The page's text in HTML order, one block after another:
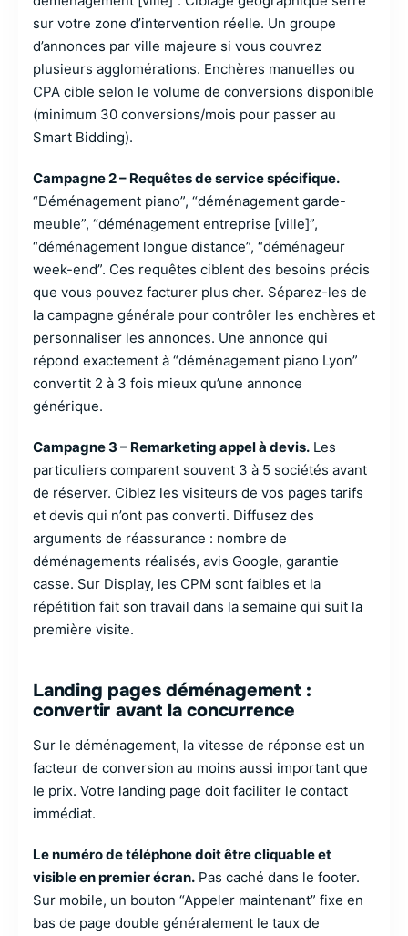
sur votre zone d’intervention réelle. Un groupe
d’annonces par ville majeure si vous couvrez
plusieurs agglomérations. Enchères manuelles ou
CPA cible selon le volume de conversions disponible
(minimum 30 conversions/mois pour passer au
Smart Bidding).
Campagne 2 – Requêtes de service spécifique.
“Déménagement piano”, “déménagement garde-
meuble”, “déménagement entreprise [ville]”,
“déménagement longue distance”, “déménageur
week-end”. Ces requêtes ciblent des besoins précis
que vous pouvez facturer plus cher. Séparez-les de
la campagne générale pour contrôler les enchères et
personnaliser les annonces. Une annonce qui
répond exactement à “déménagement piano Lyon”
convertit 2 à 3 fois mieux qu’une annonce
générique.
Campagne 3 – Remarketing appel à devis. Les
particuliers comparent souvent 3 à 5 sociétés avant
de réserver. Ciblez les visiteurs de vos pages tarifs
et devis qui n’ont pas converti. Diffusez des
arguments de réassurance : nombre de
déménagements réalisés, avis Google, garantie
casse. Sur Display, les CPM sont faibles et la
répétition fait son travail dans la semaine qui suit la
première visite.
Landing pages déménagement :
convertir avant la concurrence
Sur le déménagement, la vitesse de réponse est un
facteur de conversion au moins aussi important que
le prix. Votre landing page doit faciliter le contact
immédiat.
Le numéro de téléphone doit être cliquable et
visible en premier écran. Pas caché dans le footer.
Sur mobile, un bouton “Appeler maintenant” fixe en
bas de page double généralement le taux de